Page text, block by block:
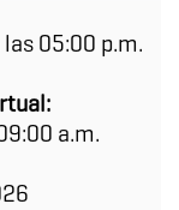
05:00 p.m.
a.m.